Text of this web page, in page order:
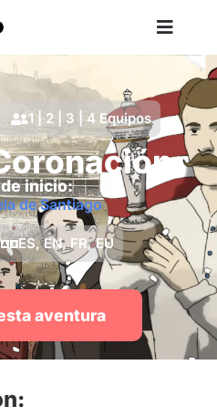
1 | 2 | 3 | 4 Equipos
inicio:
de Santiago
ES, EN, FR, EU
aventura